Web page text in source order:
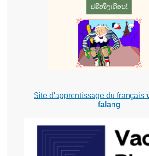
Site d'apprentissage du français
falang